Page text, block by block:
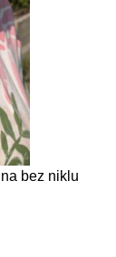
bez niklu